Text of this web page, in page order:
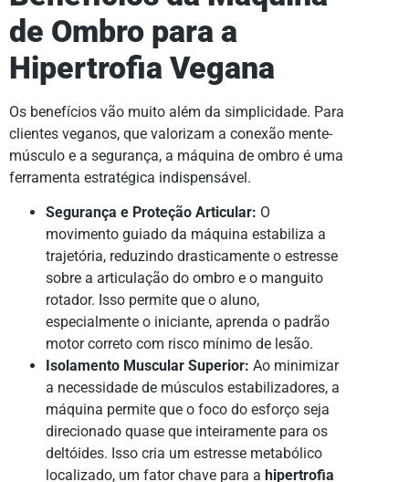
de Ombro para a
Hipertrofia Vegana
Os benefícios vão muito além da simplicidade. Para
clientes veganos, que valorizam a conexão mente-
músculo e a segurança, a máquina de ombro é uma
ferramenta estratégica indispensável.
Segurança e Proteção Articular: O
movimento guiado da máquina estabiliza a
trajetória, reduzindo drasticamente o estresse
sobre a articulação do ombro e o manguito
rotador. Isso permite que o aluno,
especialmente o iniciante, aprenda o padrão
motor correto com risco mínimo de lesão.
Isolamento Muscular Superior: Ao minimizar
a necessidade de músculos estabilizadores, a
máquina permite que o foco do esforço seja
direcionado quase que inteiramente para os
deltóides. Isso cria um estresse metabólico
localizado, um fator chave para a hipertrofia